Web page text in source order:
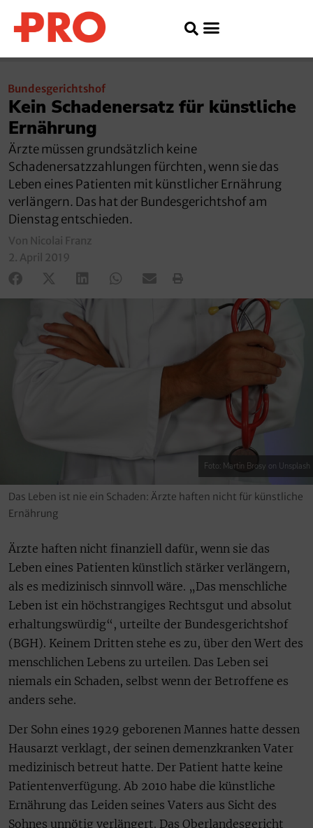
Bundesgerichtshof
Kein Schadenersatz für künstliche
Ernährung
Ärzte müssen grundsätzlich keine
Schadenersatzzahlungen fürchten, wenn sie das
Leben eines Patienten mit künstlicher Ernährung
verlängern. Das hat der Bundesgerichtshof am
Dienstag entschieden.
Von Nicolai Franz
2. April 2019
Foto: Martin Brosy on Unsplash
Das Leben ist nie ein Schaden: Ärzte haften nicht für künstliche
Ernährung
Ärzte haften nicht finanziell dafür, wenn sie das
Leben eines Patienten künstlich stärker verlängern,
als es medizinisch sinnvoll wäre. „Das menschliche
Leben ist ein höchstrangiges Rechtsgut und absolut
erhaltungswürdig“, urteilte der Bundesgerichtshof
(BGH). Keinem Dritten stehe es zu, über den Wert des
menschlichen Lebens zu urteilen. Das Leben sei
niemals ein Schaden, selbst wenn der Betroffene es
anders sehe.
Der Sohn eines 1929 geborenen Mannes hatte dessen
Hausarzt verklagt, der seinen demenzkranken Vater
medizinisch betreut hatte. Der Patient hatte keine
Patientenverfügung. Ab 2010 habe die künstliche
Ernährung das Leiden seines Vaters aus Sicht des
Sohnes unnötig verlängert. Das Oberlandesgericht